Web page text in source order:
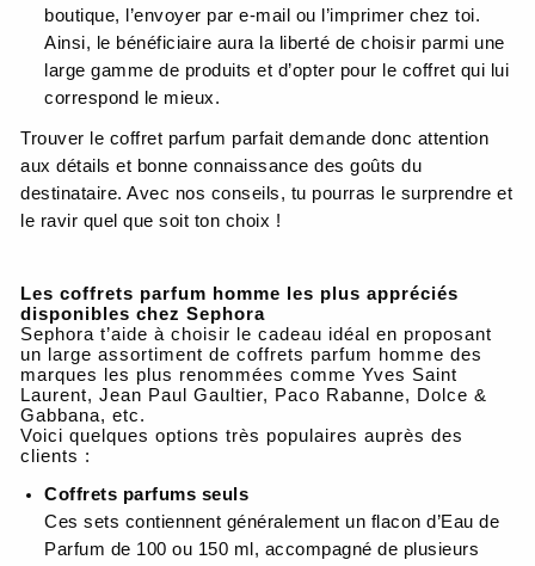
boutique, l’envoyer par e-mail ou l’imprimer chez toi.
Ainsi, le bénéficiaire aura la liberté de choisir parmi une
large gamme de produits et d’opter pour le coffret qui lui
correspond le mieux.
Trouver le coffret parfum parfait demande donc attention
aux détails et bonne connaissance des goûts du
destinataire. Avec nos conseils, tu pourras le surprendre et
le ravir quel que soit ton choix !
Les coffrets parfum homme les plus appréciés
disponibles chez Sephora
Sephora t’aide à choisir le cadeau idéal en proposant
un large assortiment de coffrets parfum homme des
marques les plus renommées comme Yves Saint
Laurent, Jean Paul Gaultier, Paco Rabanne, Dolce &
Gabbana, etc.
Voici quelques options très populaires auprès des
clients :
Coffrets parfums seuls
Ces sets contiennent généralement un flacon d’Eau de
Parfum de 100 ou 150 ml, accompagné de plusieurs